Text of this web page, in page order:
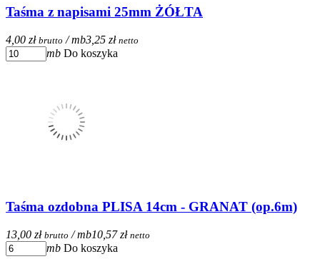
Taśma z napisami 25mm ŻÓŁTA
4,00 zł brutto / mb3,25 zł netto
mb Do koszyka
Taśma ozdobna PLISA 14cm - GRANAT (op.6m)
13,00 zł brutto / mb10,57 zł netto
mb Do koszyka